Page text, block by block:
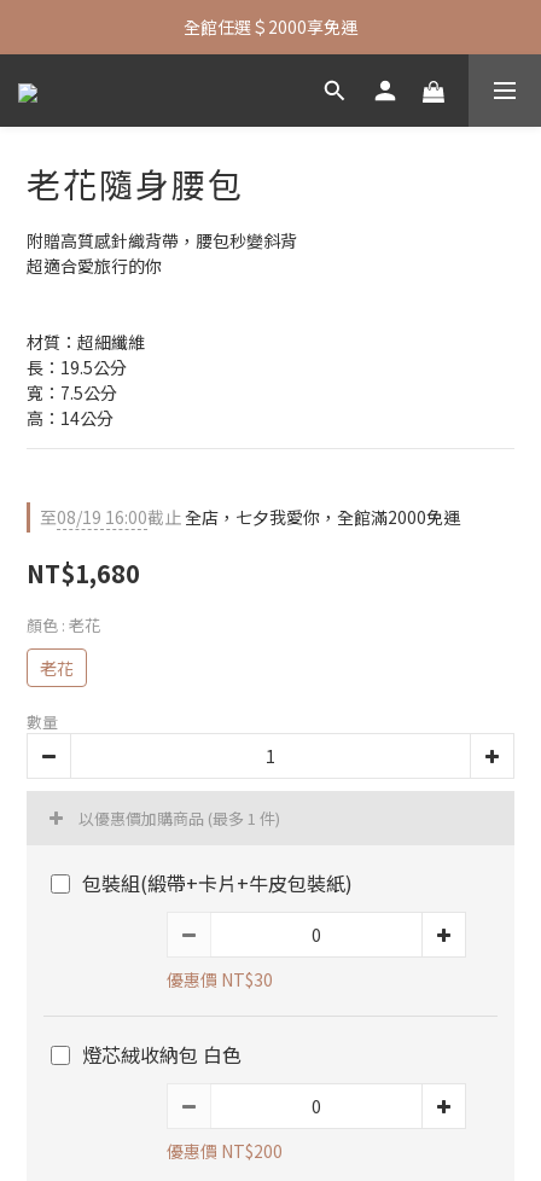
七夕限定| 指定包款+短夾還贈品牌襪子
全館任選＄2000享免運
七夕限定| 指定包款+短夾還贈品牌襪子
老花隨身腰包
附贈高質感針織背帶，腰包秒變斜背
超適合愛旅行的你
材質：超細纖維
長：19.5公分
寬：7.5公分
高：14公分
至08/19 16:00截止全店，七夕我愛你，全館滿2000免運
NT$1,680
顏色 : 老花
老花
數量
以優惠價加購商品 (最多 1 件)
包裝組(緞帶+卡片+牛皮包裝紙)
優惠價 NT$30
燈芯絨收納包 白色
優惠價 NT$200